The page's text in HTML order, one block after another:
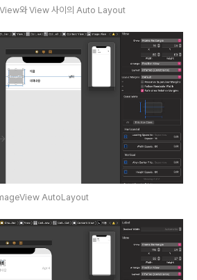
와 View 사이의 Auto Layout
AutoLayout